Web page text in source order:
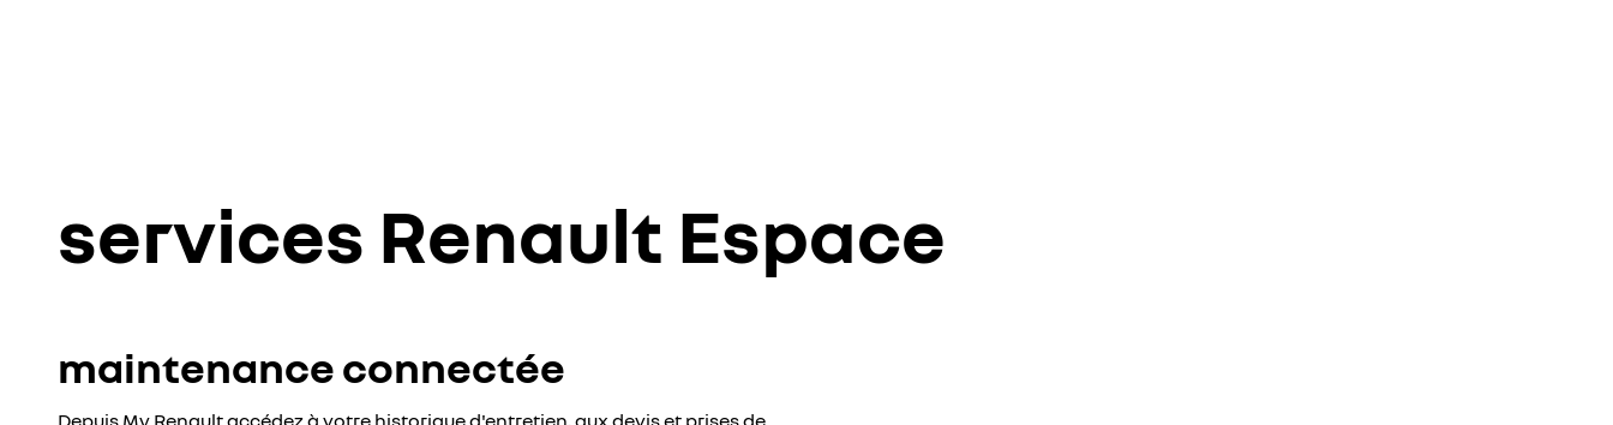
services Renault Espace
maintenance connectée
Depuis My Renault accédez à votre historique d'entretien, aux devis et prises de